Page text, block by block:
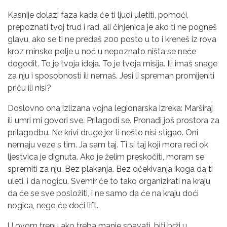
Kasnije dolazi faza kada će ti ljudi uletiti, pomoći,
prepoznati tvoj trud i rad, ali činjenica je ako ti ne pogneš
glavu, ako se ti ne predaš 200 posto u to i kreneš iz rova
kroz minsko polje u noć u nepoznato ništa se neće
dogodit. To je tvoja ideja. To je tvoja misija. Ili imaš snage
za nju i sposobnosti ili nemaš. Jesi li spreman promijeniti
priču ili nisi?
Doslovno ona izlizana vojna legionarska izreka: Marširaj
ili umri mi govori sve. Prilagodi se. Pronađi još prostora za
prilagodbu. Ne krivi druge jer ti nešto nisi stigao. Oni
nemaju veze s tim. Ja sam taj. Ti si taj koji mora reći ok
ljestvica je dignuta. Ako je želim preskočiti, moram se
spremiti za nju. Bez plakanja. Bez očekivanja ikoga da ti
uleti, i da nogicu. Svemir će to tako organizirati na kraju
da će se sve posložiti, i ne samo da će na kraju doći
nogica, nego će doći lift.